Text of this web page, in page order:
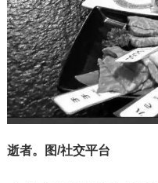
逝者。图/社交平台